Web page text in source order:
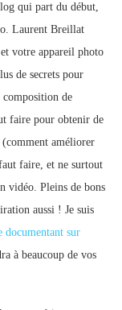
qui part du début,
Laurent Breillat
votre appareil photo
de secrets pour
de
faire pour obtenir de
améliorer
faire, et ne surtout
vidéo. Pleins de bons
aussi ! Je suis
documentant sur
à beaucoup de vos